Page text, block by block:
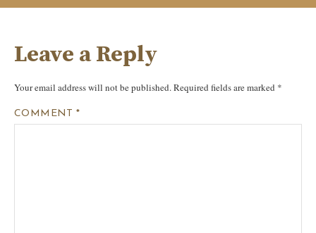
Leave a Reply
Your email address will not be published. Required fields are marked *
COMMENT*